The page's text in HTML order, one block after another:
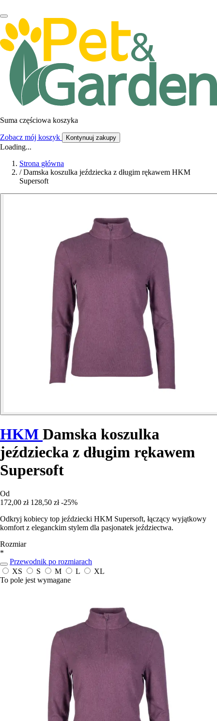
Suma częściowa koszyka
Zobacz mój koszyk Kontynuuj zakupy
Loading...
Strona główna
/ Damska koszulka jeździecka z długim rękawem HKM
Supersoft
HKM Damska koszulka
jeździecka z długim rękawem
Supersoft
Od
172,00 zł 128,50 zł -25%
Odkryj kobiecy top jeździecki HKM Supersoft, łączący wyjątkowy
komfort z eleganckim stylem dla pasjonatek jeździectwa.
Rozmiar
*
Przewodnik po rozmiarach
XS
S M L
XL
To pole jest wymagane